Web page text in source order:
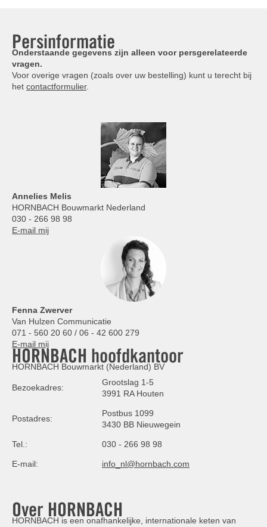
Persinformatie
Onderstaande gegevens zijn alleen voor persgerelateerde
vragen.
Voor overige vragen (zoals over uw bestelling) kunt u terecht bij
het contactformulier.
Annelies Melis
HORNBACH Bouwmarkt Nederland
030 - 266 98 98
E-mail mij
Fenna Zwerver
Van Hulzen Communicatie
071 - 560 20 60 / 06 - 42 600 279
E-mail mij
HORNBACH hoofdkantoor
HORNBACH Bouwmarkt (Nederland) BV
Bezoekadres:
Grootslag 1-5
3991 RA Houten
Postadres:
Postbus 1099
3430 BB Nieuwegein
Tel.: 030 - 266 98 98
E-mail: info_nl@hornbach.com
Over HORNBACH
HORNBACH is een onafhankelijke, internationale keten van